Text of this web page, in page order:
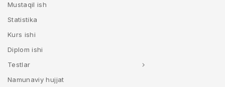
Mustaqil ish
Statistika
Kurs ishi
Diplom ishi
Testlar
Namunaviy hujjat